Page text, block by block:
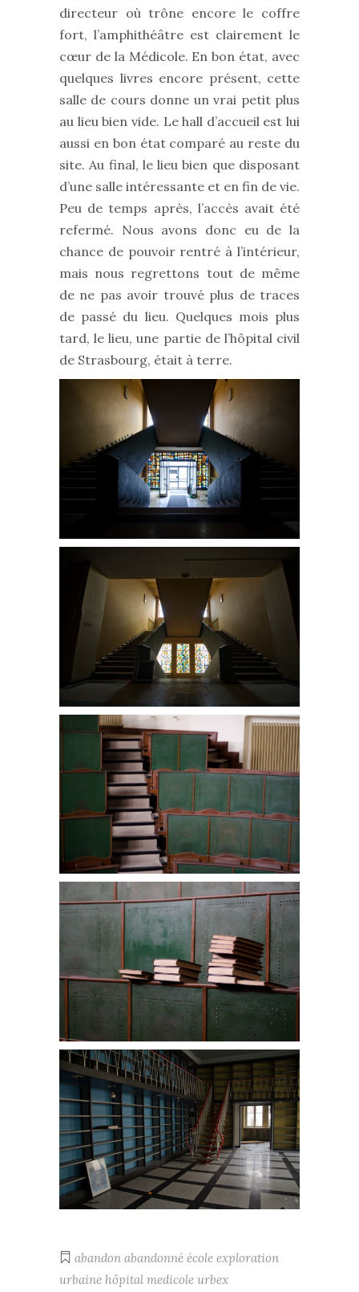
directeur où trône encore le coffre
fort, l’amphithéâtre est clairement le
cœur de la Médicole. En bon état, avec
quelques livres encore présent, cette
salle de cours donne un vrai petit plus
au lieu bien vide. Le hall d’accueil est lui
aussi en bon état comparé au reste du
site. Au final, le lieu bien que disposant
d’une salle intéressante et en fin de vie.
Peu de temps après, l’accès avait été
refermé. Nous avons donc eu de la
chance de pouvoir rentré à l’intérieur,
mais nous regrettons tout de même
de ne pas avoir trouvé plus de traces
de passé du lieu. Quelques mois plus
tard, le lieu, une partie de l’hôpital civil
de Strasbourg, était à terre.
abandon abandonné école exploration
urbaine hôpital medicole urbex